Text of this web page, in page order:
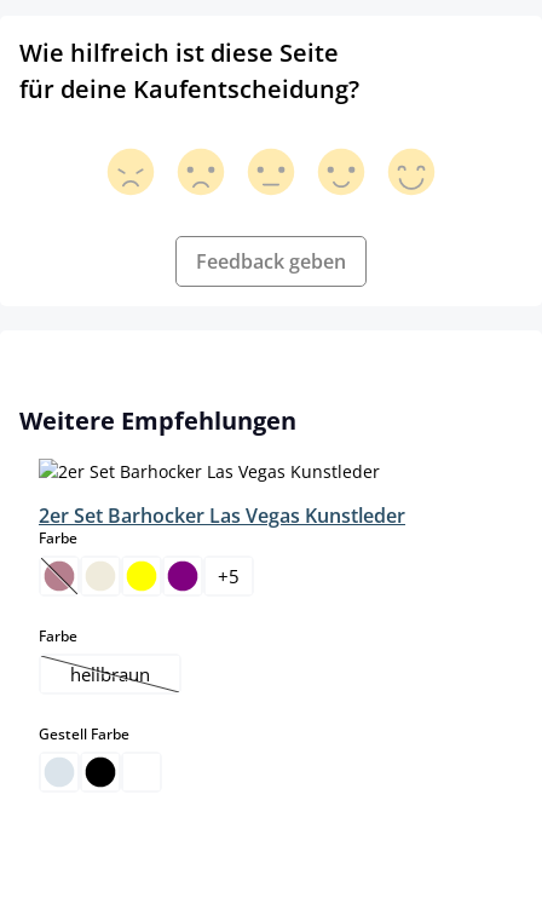
Wie hilfreich ist diese Seite
für deine Kaufentscheidung?
Feedback geben
Produktgalerie überspringen
Weitere Empfehlungen
2er Set Barhocker Las Vegas Kunstleder
Farbeauswählen
(Diese Option ist zurzeit nicht verfügbar.)
+5
Farbeauswählen
hellbraun
(Diese Option ist zurzeit nicht verfügbar.)
Gestell Farbeauswählen